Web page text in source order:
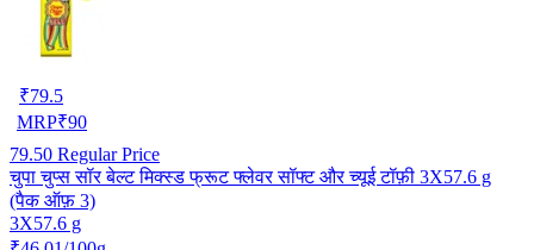
₹79.5
MRP₹90
79.50 Regular Price
चुपा चुप्स सॉर बेल्ट मिक्स्ड फ्रूट फ्लेवर सॉफ्ट और च्यूई टॉफ़ी 3X57.6 g
(पैक ऑफ़ 3)
3X57.6 g